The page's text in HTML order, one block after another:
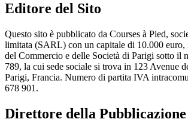
Editore del Sito
Questo sito è pubblicato da Courses à Pied,
limitata (SARL) con un capitale di 10.000 euro,
del Commercio e delle Società di Parigi sotto il
789, la cui sede sociale si trova in 123 Avenue
Parigi, Francia. Numero di partita IVA
678 901.
Direttore della Pubblicazione